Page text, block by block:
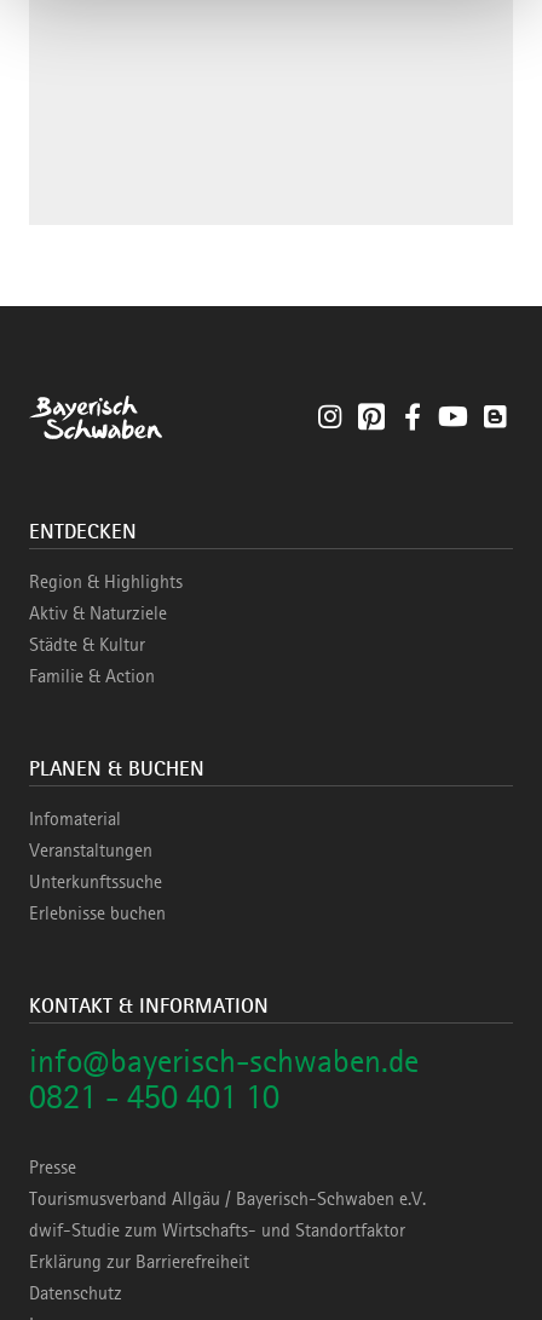
InstagramPinterestFacebookYouTube
ENTDECKEN
Region & Highlights
Aktiv & Naturziele
Städte & Kultur
Familie & Action
PLANEN & BUCHEN
Infomaterial
Veranstaltungen
Unterkunftssuche
Erlebnisse buchen
KONTAKT & INFORMATION
info@bayerisch-schwaben.de
0821 - 450 401 10
Presse
Tourismusverband Allgäu / Bayerisch-Schwaben e.V.
dwif-Studie zum Wirtschafts- und Standortfaktor
Erklärung zur Barrierefreiheit
Datenschutz